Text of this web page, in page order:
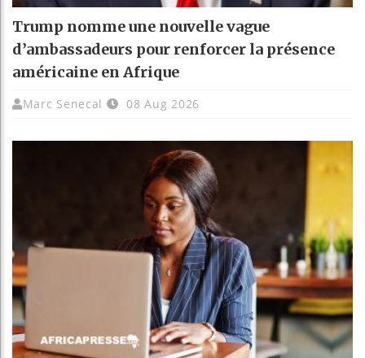
Trump nomme une nouvelle vague
d’ambassadeurs pour renforcer la présence
américaine en Afrique
Marc Senecal 08 Aug 2026